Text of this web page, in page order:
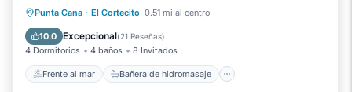
Punta Cana · El Cortecito 0.51 mi al centro
10.0 Excepcional(21 Reseñas)
4 Dormitorios 4 baños 8 Invitados
Frente al mar Bañera de hidromasaje
Frente al mar
Bañera de hidromasaje
Piscina
Vista al mar